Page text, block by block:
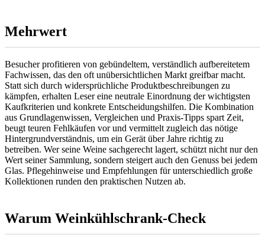
Mehrwert
Besucher profitieren von gebündeltem, verständlich aufbereitetem
Fachwissen, das den oft unübersichtlichen Markt greifbar macht.
Statt sich durch widersprüchliche Produktbeschreibungen zu
kämpfen, erhalten Leser eine neutrale Einordnung der wichtigsten
Kaufkriterien und konkrete Entscheidungshilfen. Die Kombination
aus Grundlagenwissen, Vergleichen und Praxis-Tipps spart Zeit,
beugt teuren Fehlkäufen vor und vermittelt zugleich das nötige
Hintergrundverständnis, um ein Gerät über Jahre richtig zu
betreiben. Wer seine Weine sachgerecht lagert, schützt nicht nur den
Wert seiner Sammlung, sondern steigert auch den Genuss bei jedem
Glas. Pflegehinweise und Empfehlungen für unterschiedlich große
Kollektionen runden den praktischen Nutzen ab.
Warum Weinkühlschrank-Check